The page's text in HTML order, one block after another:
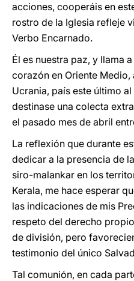
acciones, cooperáis en
rostro de la Iglesia refleje
Verbo Encarnado.
Él es nuestra paz, y llama
corazón en Oriente Medio,
Ucrania, país este último
destinase una colecta
el pasado mes de abril
La reflexión que durante
dedicar a la presencia de
siro-malankar en los
Kerala, me hace esperar
las indicaciones de mis
respeto del derecho
de división, pero
testimonio del único
Tal comunión, en cada